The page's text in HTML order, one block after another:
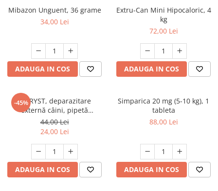
AFECTIUNI OCULARE
AFECTIUNI URINARE
LAPTE PRAF
AFECTIUNI HEPATICE
AFECTIUNI OCULARE
IMUNITATE
Mibazon Unguent, 36 grame
34,00 Lei
ADAUGA IN COS
Extru-Can Mini Hipocaloric, 4
kg
72,00 Lei
ADAUGA IN COS
-45%
FYPRYST, deparazitare
externă câini, pipetă
repelentă, L(20 - 40kg), 1 buc
44,00 Lei
24,00 Lei
ADAUGA IN COS
Simparica 20 mg (5-10 kg), 1
tableta
88,00 Lei
ADAUGA IN COS